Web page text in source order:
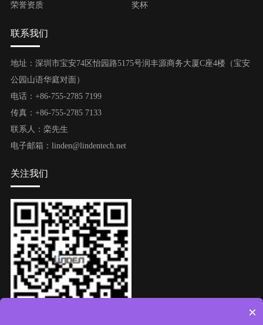
荣誉资质 奖杯
联系我们
地址：深圳市宝安74区怡园路5175号润丰源商务大厦C座4楼（宝安
公园山语华庭对面）
电话：+86-755-2785 7199
传真：+86-755-2785 7133
联系人：栾先生
电子邮箱：linden@lindentech.net
关注我们
×